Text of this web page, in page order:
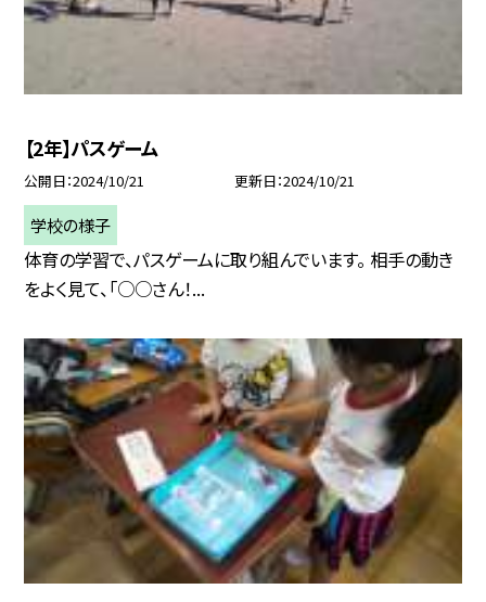
【2年】パスゲーム
公開日 2024/10/21 更新日 2024/10/21
学校の様子
体育の学習で、パスゲームに取り組んでいます。 相手の動き
をよく見て、「○○さん！...